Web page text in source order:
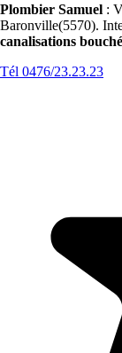
Plombier Samuel :
Baronville(5570).
canalisations
Tél 0476/23.23.23